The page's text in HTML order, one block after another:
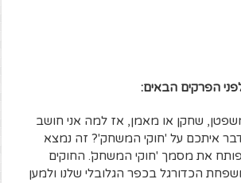
הפרקים הבאים:
שחקן או מאמן, אז למה אני חושב
איתכם על 'חוקי המשחק'? זה נמצא
את מסמך 'חוקי המשחק'. החוקים
הכדורגל בכפר הגלובלי שלנו ולמען